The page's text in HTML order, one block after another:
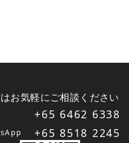
お気軽にご相談ください
+65 6462 6338
+65 8518 2245